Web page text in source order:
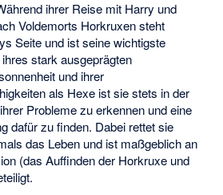
ihrer Reise mit Harry und
Voldemorts Horkruxen steht
Seite und ist seine wichtigste
stark ausgeprägten
und ihrer
als Hexe ist sie stets in der
Probleme zu erkennen und eine
dafür zu finden. Dabei rettet sie
das Leben und ist maßgeblich an
(das Auffinden der Horkruxe und